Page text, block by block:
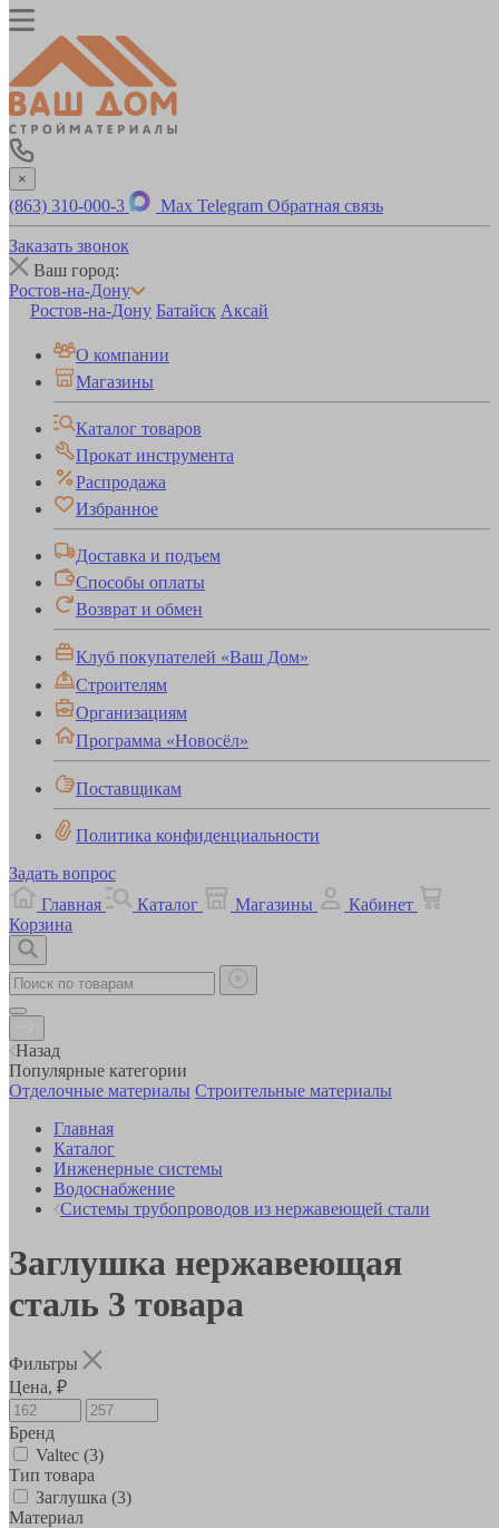
×
(863) 310-000-3 Max Telegram Обратная связь
Заказать звонок
Ваш город:
Ростов-на-Дону
Ростов-на-Дону Батайск Аксай
О компании
Магазины
Каталог товаров
Прокат инструмента
Распродажа
Избранное
Доставка и подъем
Способы оплаты
Возврат и обмен
Клуб покупателей «Ваш Дом»
Строителям
Организациям
Программа «Новосёл»
Поставщикам
Политика конфиденциальности
Задать вопрос
Главная
Каталог Магазины
Кабинет
Корзина
Назад
Популярные категории
Отделочные материалы Строительные материалы
Главная
Каталог
Инженерные системы
Водоснабжение
Системы трубопроводов из нержавеющей стали
Заглушка нержавеющая
сталь 3 товара
Фильтры
Цена, ₽
Бренд
Valtec (3)
Тип товара
Заглушка (3)
Материал